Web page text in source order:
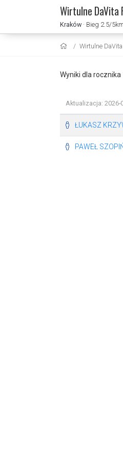
Wirtulne DaVita
Kraków · Bieg 2.5/5km
Wirtulne
Wyniki dla rocznika
Aktualizacja: 2026-
ŁUKASZ
PAWEŁ